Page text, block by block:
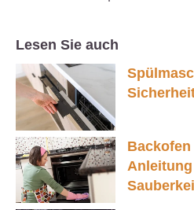
Lesen Sie auch